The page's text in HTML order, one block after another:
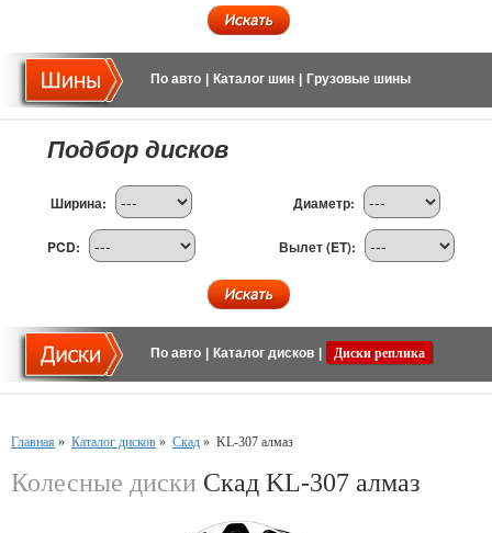
По авто Каталог шин Грузовые шины
Подбор дисков
Ширина: Диаметр:
PCD: Вылет (ET):
По авто Каталог дисков Диски реплика
Главная » Каталог дисков » Скад » KL-307 алмаз
Колесные диски Скад KL-307 алмаз